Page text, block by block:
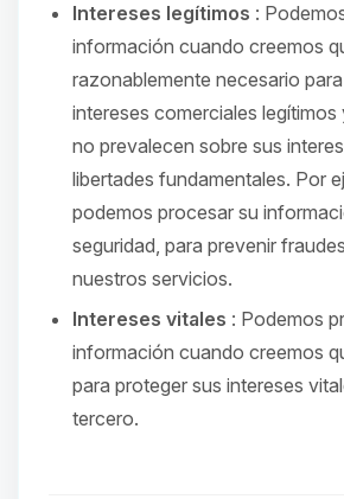
Intereses legítimos :
información cuando creemos
razonablemente necesario
intereses comerciales legítimos
no prevalecen sobre sus
libertades fundamentales. Por
podemos procesar su
seguridad, para prevenir
nuestros servicios.
Intereses vitales : Podemos
información cuando creemos
para proteger sus intereses
tercero.